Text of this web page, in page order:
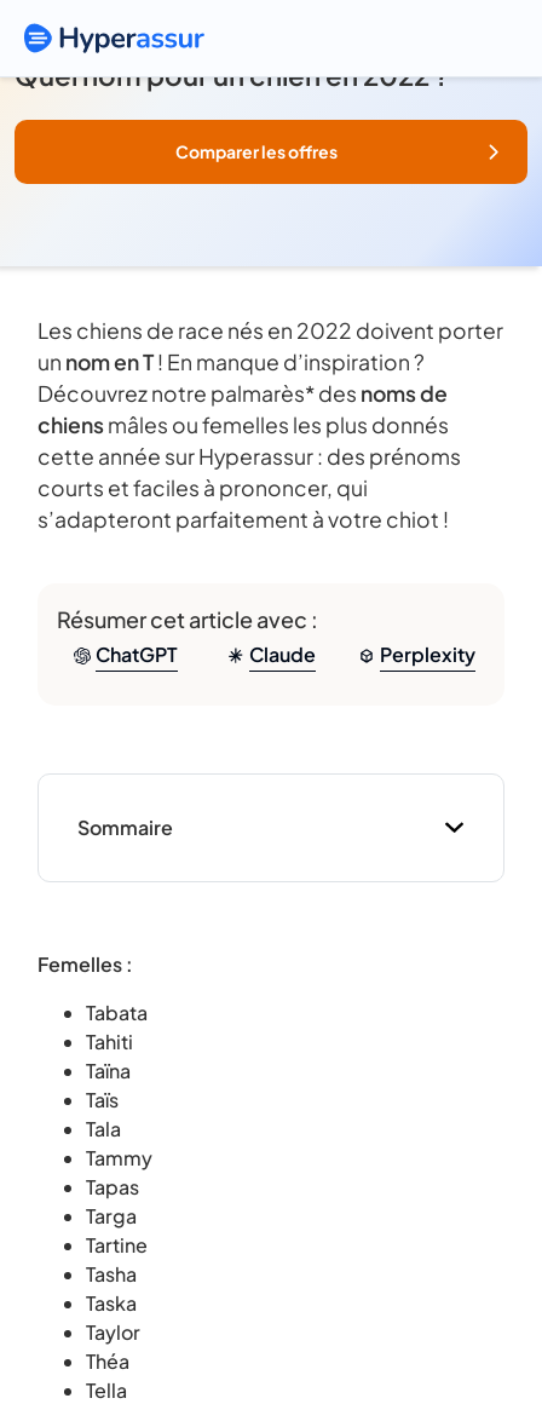
Quel nom pour un chien en 2022 ?
Comparer les offres
Les chiens de race nés en 2022 doivent porter
un nom en T! En manque d’inspiration ?
Découvrez notre palmarès* des noms de
chiensmâles ou femelles les plus donnés
cette année sur Hyperassur : des prénoms
courts et faciles à prononcer, qui
s’adapteront parfaitement à votre chiot !
Résumer cet article avec :
ChatGPT Claude Perplexity
Sommaire
Femelles :
Tabata
Tahiti
Taïna
Taïs
Tala
Tammy
Tapas
Targa
Tartine
Tasha
Taska
Taylor
Théa
Tella